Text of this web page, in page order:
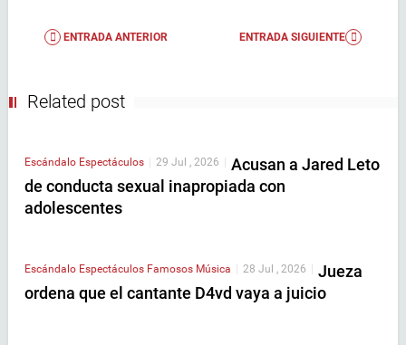
ENTRADA ANTERIOR ENTRADA SIGUIENTE
Related post
Escándalo Espectáculos | 29 Jul , 2026 | Acusan a Jared Leto
de conducta sexual inapropiada con
adolescentes
Escándalo Espectáculos Famosos Música 28 Jul , 2026
Jueza
ordena que el cantante D4vd vaya a juicio